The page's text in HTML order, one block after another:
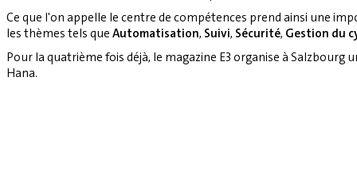
Ce que l'on appelle le centre de compétences prend ainsi une
les thèmes tels que Automatisation, Suivi, Sécurité, Gestion du
Pour la quatrième fois déjà, le magazine E3 organise à
Hana.